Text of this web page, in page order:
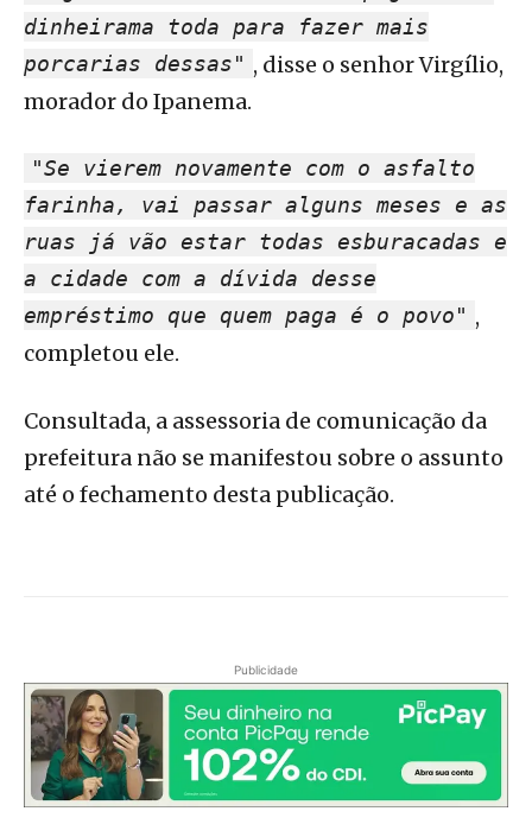
dinheirama toda para fazer mais
porcarias dessas" , disse o senhor Virgílio,
morador do Ipanema.
"Se vierem novamente com o asfalto
farinha, vai passar alguns meses e as
ruas já vão estar todas esburacadas e
a cidade com a dívida desse
empréstimo que quem paga é o povo" ,
completou ele.
Consultada, a assessoria de comunicação da
prefeitura não se manifestou sobre o assunto
até o fechamento desta publicação.
Publicidade